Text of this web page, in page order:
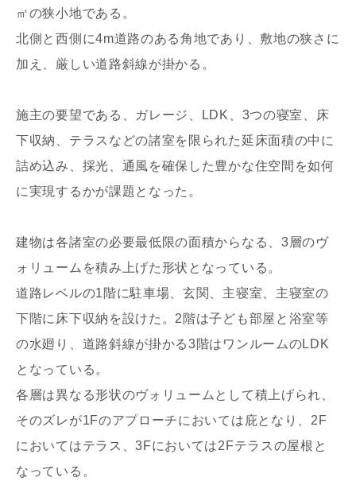
写真を拡大する
写真を拡大する
㎡の狭小地である。
北側と西側に4m道路のある角地であり、敷地の狭さに
加え、厳しい道路斜線が掛かる。
施主の要望である、ガレージ、LDK、3つの寝室、床
下収納、テラスなどの諸室を限られた延床面積の中に
詰め込み、採光、通風を確保した豊かな住空間を如何
に実現するかが課題となった。
建物は各諸室の必要最低限の面積からなる、3層のヴ
ォリュームを積み上げた形状となっている。
道路レベルの1階に駐車場、玄関、主寝室、主寝室の
下階に床下収納を設けた。2階は子ども部屋と浴室等
の水廻り、道路斜線が掛かる3階はワンルームのLDK
となっている。
各層は異なる形状のヴォリュームとして積上げられ、
そのズレが1Fのアプローチにおいては庇となり、2F
においてはテラス、3Fにおいては2Fテラスの屋根と
なっている。